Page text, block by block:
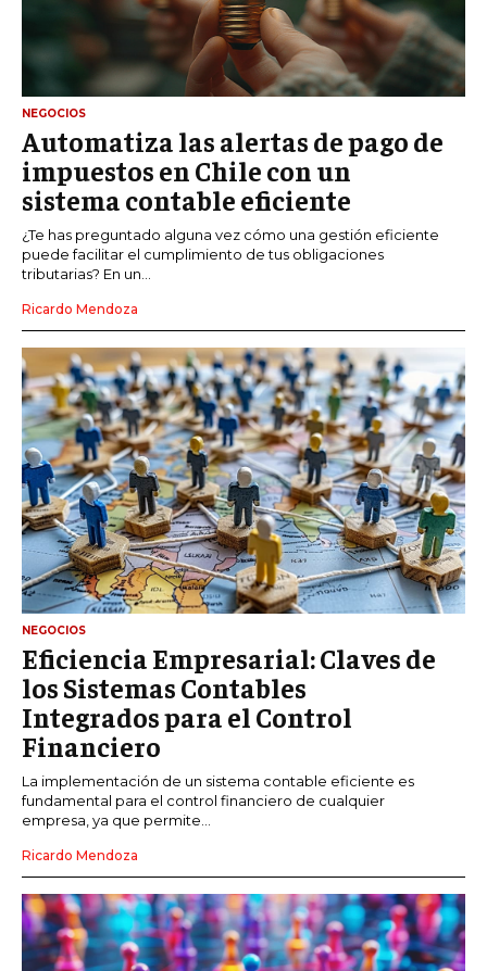
NEGOCIOS
Automatiza las alertas de pago de
impuestos en Chile con un
sistema contable eficiente
¿Te has preguntado alguna vez cómo una gestión eficiente
puede facilitar el cumplimiento de tus obligaciones
tributarias? En un...
Ricardo Mendoza
NEGOCIOS
Eficiencia Empresarial: Claves de
los Sistemas Contables
Integrados para el Control
Financiero
La implementación de un sistema contable eficiente es
fundamental para el control financiero de cualquier
empresa, ya que permite...
Ricardo Mendoza